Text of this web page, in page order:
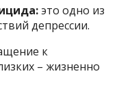
это одно из
депрессии.
к
– жизненно